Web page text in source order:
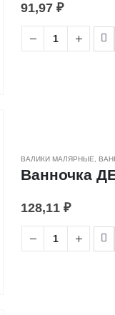
91,97 ₽
ВАЛИКИ МАЛЯРНЫЕ
Ванночка
128,11 ₽